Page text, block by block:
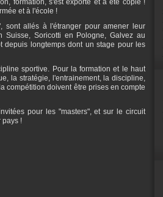
et à l'école !
sont allés à l'étranger pour amener leur
Suisse, Soricotti en Pologne, Galvez au
depuis longtemps dont un stage pour les
sportive. Pour la formation et le haut
la stratégie, l'entrainement, la discipline,
compétition doivent être prises en compte
pour les "masters", et sur le circuit
pays !